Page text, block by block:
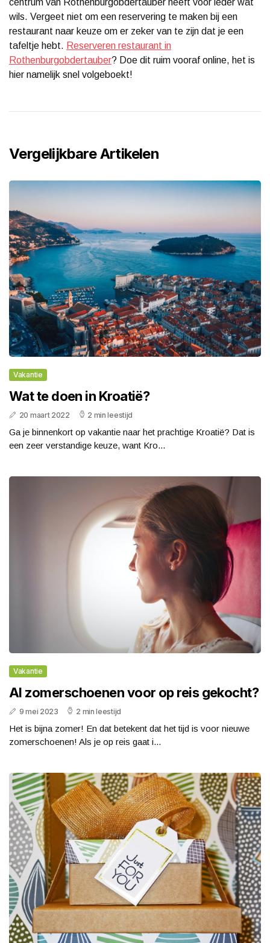
wils. Vergeet niet om een reservering te maken bij een
restaurant naar keuze om er zeker van te zijn dat je een
tafeltje hebt. Reserveren restaurant in
Rothenburgobdertauber? Doe dit ruim vooraf online, het is
hier namelijk snel volgeboekt!
Vergelijkbare Artikelen
Vakantie
Wat te doen in Kroatië?
20 maart 2022 2 min leestijd
Ga je binnenkort op vakantie naar het prachtige Kroatië? Dat is
een zeer verstandige keuze, want Kro...
Vakantie
Al zomerschoenen voor op reis gekocht?
9 mei 2023 2 min leestijd
Het is bijna zomer! En dat betekent dat het tijd is voor nieuwe
zomerschoenen! Als je op reis gaat i...